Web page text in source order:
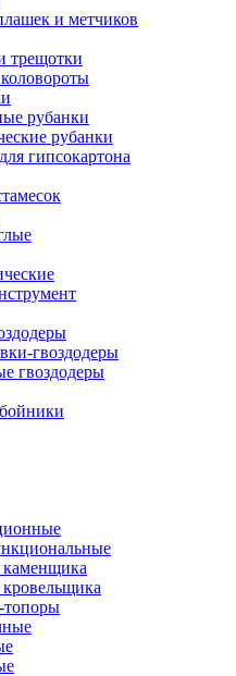
и метчиков
трещотки
рубанки
рубанки
гипсокартона
гвоздодеры
гвоздодеры